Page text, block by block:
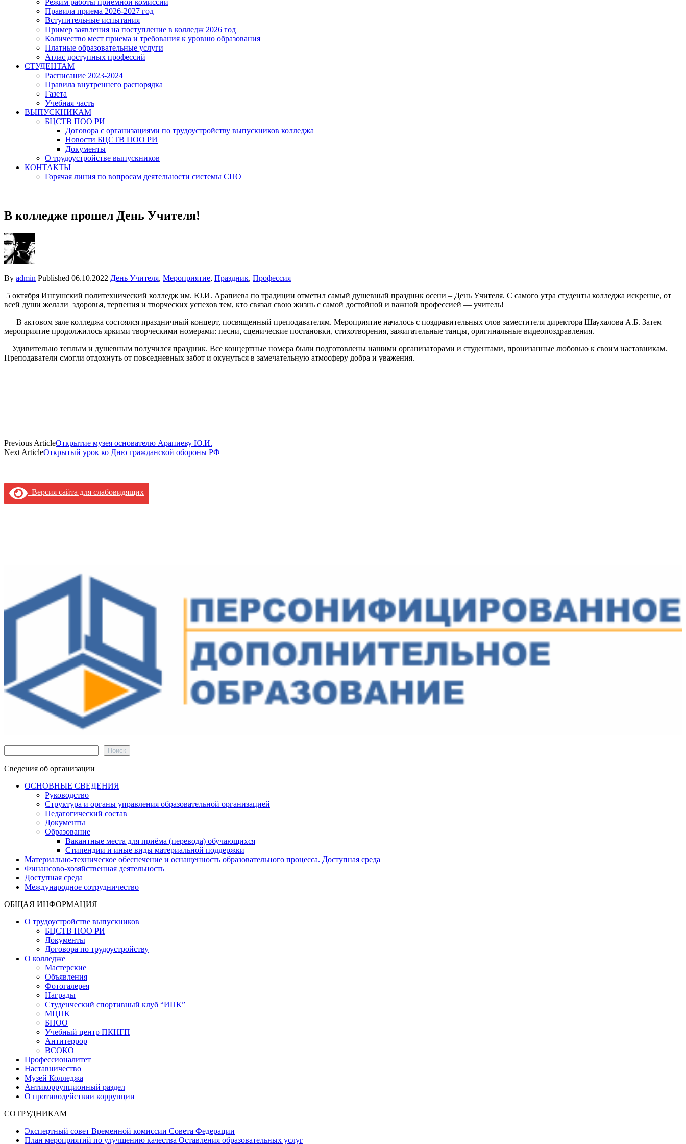
Режим работы приёмной комиссии
Правила приема 2026-2027 год
Вступительные испытания
Пример заявления на поступление в колледж 2026 год
Количество мест приема и требования к уровню образования
Платные образовательные услуги
Атлас доступных профессий
СТУДЕНТАМ
Расписание 2023-2024
Правила внутреннего распорядка
Газета
Учебная часть
ВЫПУСКНИКАМ
БЦСТВ ПОО РИ
Договора с организациями по трудоустройству выпускников колледжа
Новости БЦСТВ ПОО РИ
Документы
О трудоустройстве выпускников
КОНТАКТЫ
Горячая линия по вопросам деятельности системы СПО
В колледже прошел День Учителя!
By admin Published 06.10.2022 День Учителя, Мероприятие, Праздник, Профессия
5 октября Ингушский политехнический колледж им. Ю.И. Арапиева по традиции отметил самый душевный праздник осени – День Учителя. С самого утра студенты колледжа искренне, от
всей души желали здоровья, терпения и творческих успехов тем, кто связал свою жизнь с самой достойной и важной профессией — учитель!
В актовом зале колледжа состоялся праздничный концерт, посвященный преподавателям. Мероприятие началось с поздравительных слов заместителя директора Шаухалова А.Б. Затем
мероприятие продолжилось яркими творческими номерами: песни, сценические постановки, стихотворения, зажигательные танцы, оригинальные видеопоздравления.
Удивительно теплым и душевным получился праздник. Все концертные номера были подготовлены нашими организаторами и студентами, пронизанные любовью к своим наставникам.
Преподаватели смогли отдохнуть от повседневных забот и окунуться в замечательную атмосферу добра и уважения.
Previous ArticleОткрытие музея основателю Арапиеву Ю.И.
Next ArticleОткрытый урок ко Дню гражданской обороны РФ
Версия сайта для слабовидящих
Поиск
Сведения об организации
ОСНОВНЫЕ СВЕДЕНИЯ
Руководство
Структура и органы управления образовательной организацией
Педагогический состав
Документы
Образование
Вакантные места для приёма (перевода) обучающихся
Стипендии и иные виды материальной поддержки
Материально-техническое обеспечение и оснащенность образовательного процесса. Доступная среда
Финансово-хозяйственная деятельность
Доступная среда
Международное сотрудничество
ОБЩАЯ ИНФОРМАЦИЯ
О трудоустройстве выпускников
БЦСТВ ПОО РИ
Документы
Договора по трудоустройству
О колледже
Мастерские
Объявления
Фотогалерея
Награды
Студенческий спортивный клуб “ИПК”
МЦПК
БПОО
Учебный центр ПКНГП
Антитеррор
ВСОКО
Профессионалитет
Наставничество
Музей Колледжа
Антикоррупционный раздел
О противодействии коррупции
СОТРУДНИКАМ
Экспертный совет Временной комиссии Совета Федерации
План мероприятий по улучшению качества Оставления образовательных услуг